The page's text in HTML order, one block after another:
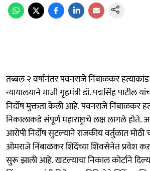
तब्बल २ वर्षानंतर पवनराजे निंबाळकर
न्यायालयाने माजी गृहमंत्री डॉ. पद्मसिंह पाटील
निर्दोष मुक्तता केली आहे. पवनराजे निंबाळकर
निकालाकडे संपूर्ण महाराष्ट्राचे लक्ष लागले
आरोपी निर्दोष सुटल्याने राजकीय वर्तुळात
ओमराजे निंबाळकर शिंदेंच्या शिवसेनेत प्रवेश
सुरू झाली आहे. खटल्याचा निकाल कोर्टाने